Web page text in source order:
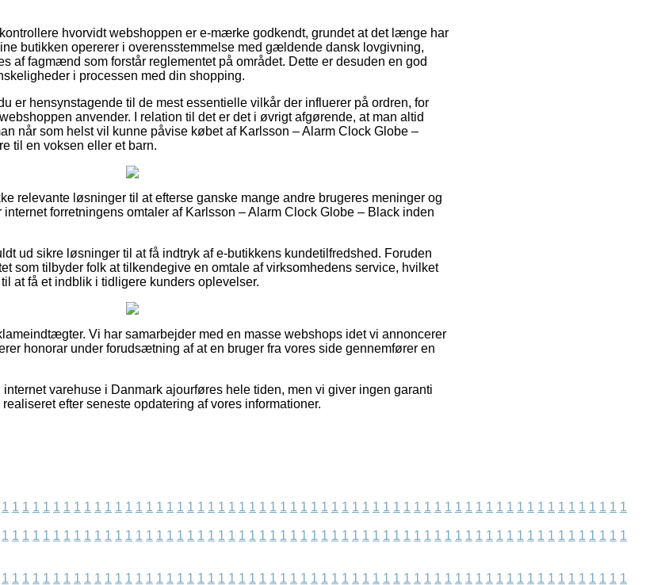
hvorvidt webshoppen er e-mærke godkendt, grundet at det længe har
butikken opererer i overensstemmelse med gældende dansk lovgivning,
af fagmænd som forstår reglementet på området. Dette er desuden en god
i processen med din shopping.
er hensynstagende til de mest essentielle vilkår der influerer på ordren, for
anvender. I relation til det er det i øvrigt afgørende, at man altid
når som helst vil kunne påvise købet af Karlsson – Alarm Clock Globe –
til en voksen eller et barn.
relevante løsninger til at efterse ganske mange andre brugeres meninger og
forretningens omtaler af Karlsson – Alarm Clock Globe – Black inden
ud sikre løsninger til at få indtryk af e-butikkens kundetilfredshed. Foruden
som tilbyder folk at tilkendegive en omtale af virksomhedens service, hvilket
at få et indblik i tidligere kunders oplevelser.
Vi har samarbejder med en masse webshops idet vi annoncerer
honorar under forudsætning af at en bruger fra vores side gennemfører en
internet varehuse i Danmark ajourføres hele tiden, men vi giver ingen garanti
efter seneste opdatering af vores informationer.
1 1 1 1 1 1 1 1 1 1 1 1 1 1 1 1 1 1 1 1 1 1 1 1 1 1 1 1 1 1 1 1 1 1 1 1 1 1 1 1 1 1 1 1 1 1 1 1 1 1 1 1 1 1 1 1 1 1 1 1 1
1 1 1 1 1 1 1 1 1 1 1 1 1 1 1 1 1 1 1 1 1 1 1 1 1 1 1 1 1 1 1 1 1 1 1 1 1 1 1 1 1 1 1 1 1 1 1 1 1 1 1 1 1 1 1 1 1 1 1 1 1
1 1 1 1 1 1 1 1 1 1 1 1 1 1 1 1 1 1 1 1 1 1 1 1 1 1 1 1 1 1 1 1 1 1 1 1 1 1 1 1 1 1 1 1 1 1 1 1 1 1 1 1 1 1 1 1 1 1 1 1 1